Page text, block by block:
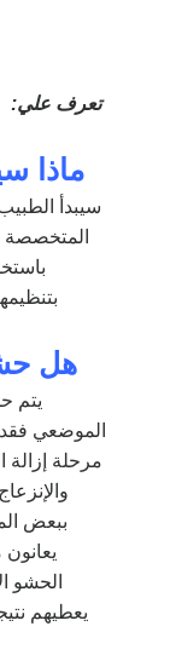
تعرف علي:
ماذا
سيبدأ
المتخصصة
هل
يتم
الموضعي
مرحلة
ببعض
الحشو
يعطيهم